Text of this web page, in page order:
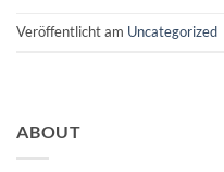
Veröffentlicht am Uncategorized
ABOUT